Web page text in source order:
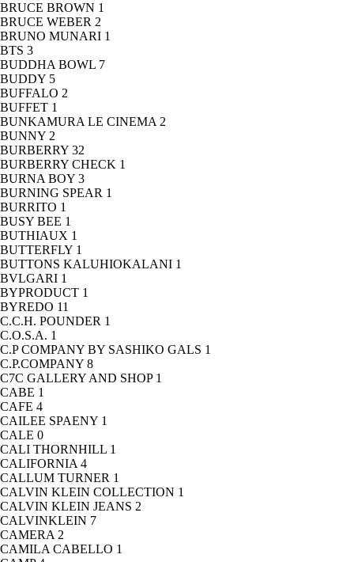
BRUCE BROWN 1
BRUCE WEBER 2
BRUNO MUNARI 1
BTS 3
BUDDHA BOWL 7
BUDDY 5
BUFFALO 2
BUFFET 1
BUNKAMURA LE CINEMA 2
BUNNY 2
BURBERRY 32
BURBERRY CHECK 1
BURNA BOY 3
BURNING SPEAR 1
BURRITO 1
BUSY BEE 1
BUTHIAUX 1
BUTTERFLY 1
BUTTONS KALUHIOKALANI 1
BVLGARI 1
BYPRODUCT 1
BYREDO 11
C.C.H. POUNDER 1
C.O.S.A. 1
C.P COMPANY BY SASHIKO GALS 1
C.P.COMPANY 8
C7C GALLERY AND SHOP 1
CABE 1
CAFE 4
CAILEE SPAENY 1
CALE 0
CALI THORNHILL 1
CALIFORNIA 4
CALLUM TURNER 1
CALVIN KLEIN COLLECTION 1
CALVIN KLEIN JEANS 2
CALVINKLEIN 7
CAMERA 2
CAMILA CABELLO 1